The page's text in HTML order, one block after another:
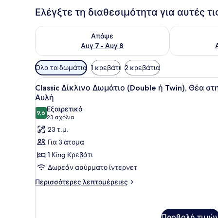
Ελέγξτε τη διαθεσιμότητα για αυτές
Απόψε
Αυγ 7 - Αυγ 8
Έλεγχος διαθεσιμότητας για απόψε Αυγ 7 - Αυγ 8
Έλεγχος
Διαθέσιμα
φίλτρα
για
τα
δωμάτια
Όλα τα δωμάτια 1 κρεβάτι 2 κρεβάτια
Προβολή
όλων
των
φωτογραφιών
για
Classic
Δίκλινο
Δωμάτιο
(Double
ή
Ένα σύγχρονο δωμάτιο
10
Classic Δίκλινο Δωμάτιο (Double ή Twin), Θέα
Αυλή
9,69,6 στα 10
Εξαιρετικό
23 σχόλια
(23
σχόλια)
23 τ.μ.
Για 3 άτομα
1 King Κρεβάτι
Δωρεάν ασύρματο ίντερνετ
Περισσότερες λεπτομέρειες
Περισσότερες